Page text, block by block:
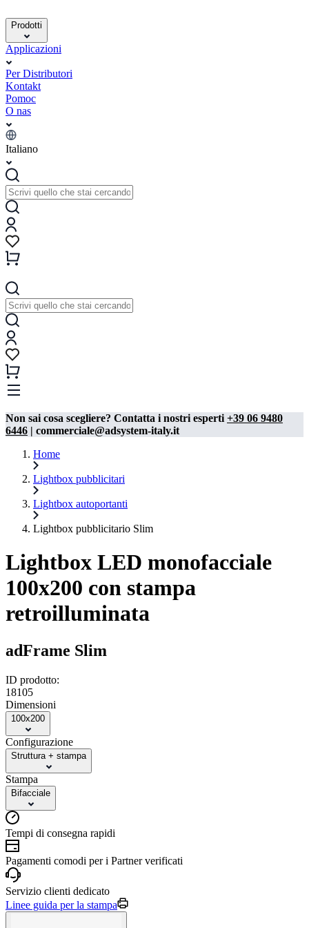
Prodotti
Applicazioni
Per Distributori
Kontakt
Pomoc
O nas
Italiano
Non sai cosa scegliere? Contatta i nostri esperti +39 06 9480
6446 | commerciale@adsystem-italy.it
Home
Lightbox pubblicitari
Lightbox autoportanti
Lightbox pubblicitario Slim
Lightbox LED monofacciale
100x200 con stampa
retroilluminata
adFrame Slim
ID prodotto:
18105
Dimensioni
100x200
Configurazione
Struttura + stampa
Stampa
Bifacciale
Tempi di consegna rapidi
Pagamenti comodi per i Partner verificati
Servizio clienti dedicato
Linee guida per la stampa